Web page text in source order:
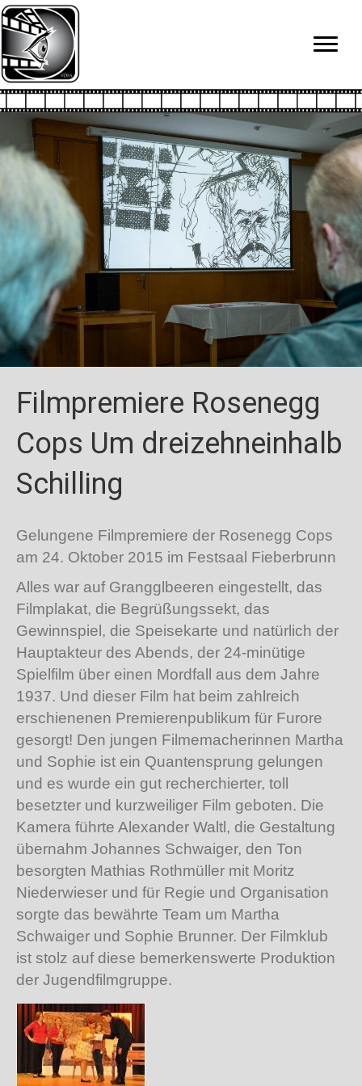
Filmpremiere Rosenegg
Cops Um dreizehneinhalb
Schilling
Gelungene Filmpremiere der Rosenegg Cops
am 24. Oktober 2015 im Festsaal Fieberbrunn
Alles war auf Grangglbeeren eingestellt, das
Filmplakat, die Begrüßungssekt, das
Gewinnspiel, die Speisekarte und natürlich der
Hauptakteur des Abends, der 24-minütige
Spielfilm über einen Mordfall aus dem Jahre
1937. Und dieser Film hat beim zahlreich
erschienenen Premierenpublikum für Furore
gesorgt! Den jungen Filmemacherinnen Martha
und Sophie ist ein Quantensprung gelungen
und es wurde ein gut recherchierter, toll
besetzter und kurzweiliger Film geboten. Die
Kamera führte Alexander Waltl, die Gestaltung
übernahm Johannes Schwaiger, den Ton
besorgten Mathias Rothmüller mit Moritz
Niederwieser und für Regie und Organisation
sorgte das bewährte Team um Martha
Schwaiger und Sophie Brunner. Der Filmklub
ist stolz auf diese bemerkenswerte Produktion
der Jugendfilmgruppe.